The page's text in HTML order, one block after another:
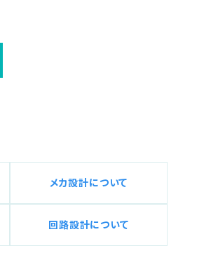
メカ設計について
回路設計について